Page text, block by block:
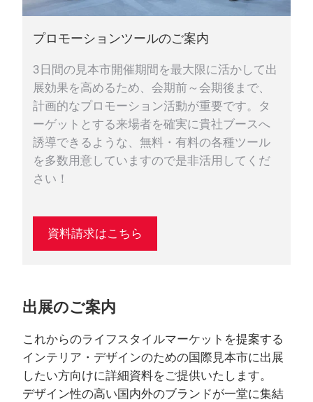
プロモーションツールのご案内
3日間の見本市開催期間を最大限に活かして出
展効果を高めるため、会期前～会期後まで、
計画的なプロモーション活動が重要です。タ
ーゲットとする来場者を確実に貴社ブースへ
誘導できるような、無料・有料の各種ツール
を多数用意していますので是非活用してくだ
さい！
資料請求はこちら
出展のご案内
これからのライフスタイルマーケットを提案する
インテリア・デザインのための国際見本市に出展
したい方向けに詳細資料をご提供いたします。
デザイン性の高い国内外のブランドが一堂に集結